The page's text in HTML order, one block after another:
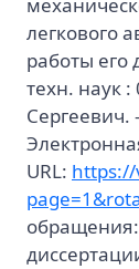
легкового
работы его
техн. наук :
Сергеевич.
URL: https://